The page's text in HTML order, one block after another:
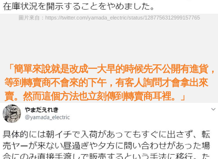
圖片來自：https://twitter.com/yamada_electric/status/1287756312999157765
「簡單來說就是改成一大早的時候先不公開有進貨，
等到轉賣商不會來的下午，有客人詢問才會拿出來
賣。然而這個方法也立刻傳到轉賣商耳裡。」